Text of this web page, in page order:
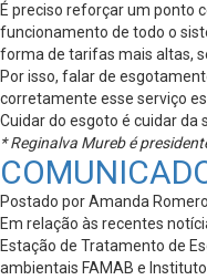
É preciso reforçar um ponto
funcionamento de todo o
forma de tarifas mais altas,
Por isso, falar de
corretamente esse serviço
Cuidar do esgoto é cuidar da
* Reginalva Mureb é
Postado por Amanda
Em relação às recentes
Estação de Tratamento de
ambientais FAMAB e